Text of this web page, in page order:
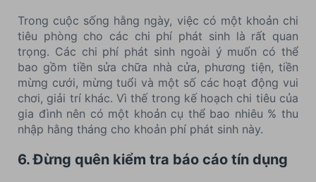
Trong cuộc sống hằng ngày, việc có một khoản chi
tiêu phòng cho các chi phí phát sinh là rất quan
trọng. Các chi phí phát sinh ngoài ý muốn có thể
bao gồm tiền sửa chữa nhà cửa, phương tiện, tiền
mừng cưới, mừng tuổi và một số các hoạt động vui
chơi, giải trí khác. Vì thế trong kế hoạch chi tiêu của
gia đình nên có một khoản cụ thể bao nhiêu % thu
nhập hằng tháng cho khoản phí phát sinh này.
6. Đừng quên kiểm tra báo cáo tín dụng